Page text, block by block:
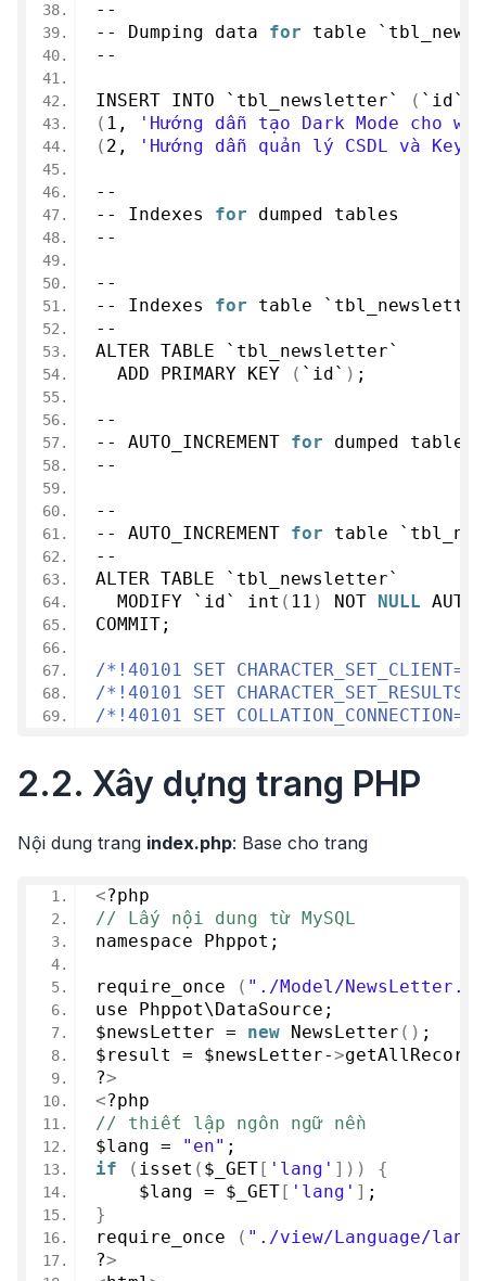
--
-- Dumping data for table
--
INSERT INTO `tbl_newsletter` ( `id`,
( 1 ,
'Hướng dẫn tạo Dark Mode cho
( 2 , 'Hướng dẫn quản lý CSDL và
--
-- Indexes for dumped tables
--
--
-- Indexes for table
--
ALTER TABLE `tbl_newsletter`
  ADD PRIMARY
KEY ( `id` ) ;
--
-- AUTO_INCREMENT for dumped tables
--
--
-- AUTO_INCREMENT for table
--
ALTER TABLE `tbl_newsletter`
  MODIFY `id`
int ( 11 ) NOT NULL
COMMIT;
/*!40101 SET
/*!40101 SET
/*!40101 SET
2.2. Xây dựng trang PHP
Nội dung trang index.php: Base cho trang
<?php
// Lấy nội dung từ MySQL
namespace Phppot;
require_once ( "./Model/
use Phppot\DataSource;
$newsLetter = new NewsLetter () ;
$result = $newsLetter->getAllRecords
?>
<?php
// thiết lập ngôn ngữ nền
$lang =
"en" ;
if
( isset ( $_GET [ 'lang' ]))
{
    $lang = $_GET
[ 'lang' ] ;
}
require_once
( "./view/Language/
?>